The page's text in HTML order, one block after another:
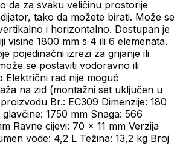
da za svaku veličinu prostorije
tako da možete birati. Može se
i horizontalno. Dostupan je
visine 1800 mm s 4 ili 6 elemenata.
pojedinačni izrezi za grijanje ili
se postaviti vodoravno ili
Električni rad nije moguć
na zid (montažni set uključen u
Br.: EC309 Dimenzije: 180
1750 mm Snaga: 566
Ravne cijevi: 70 x 11 mm Verzija
vode: 4,2 L Težina: 13,2 kg Broj